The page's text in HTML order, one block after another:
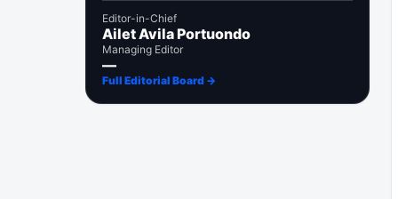
Editor-in-Chief
Ailet Avila Portuondo
Managing Editor
—
Full Editorial Board →